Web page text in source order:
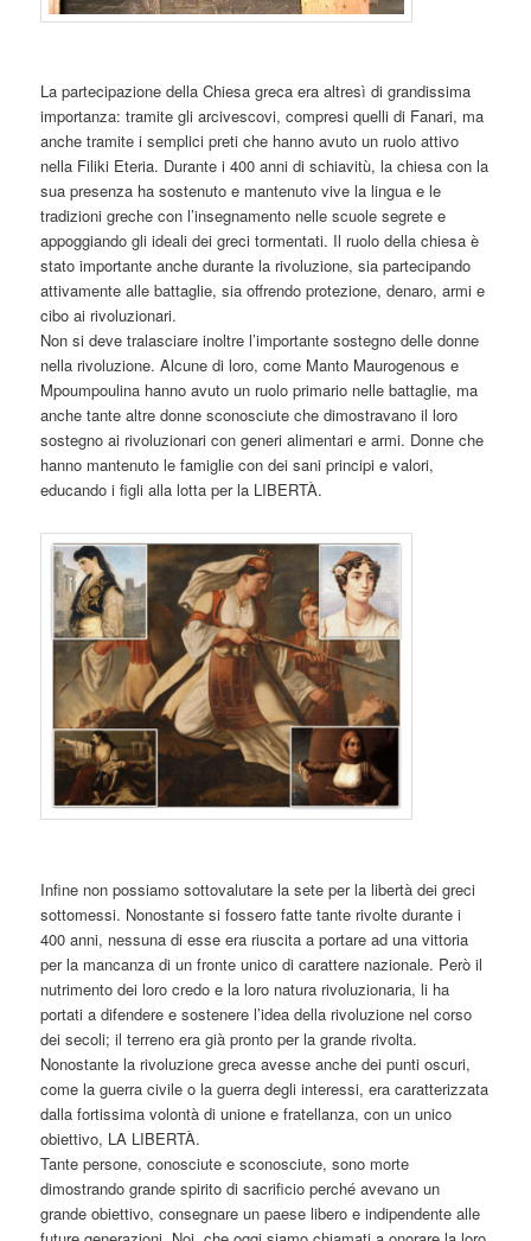
La partecipazione della Chiesa greca era altresì di grandissima
importanza: tramite gli arcivescovi, compresi quelli di Fanari, ma
anche tramite i semplici preti che hanno avuto un ruolo attivo
nella Filiki Eteria. Durante i 400 anni di schiavitù, la chiesa con la
sua presenza ha sostenuto e mantenuto vive la lingua e le
tradizioni greche con l’insegnamento nelle scuole segrete e
appoggiando gli ideali dei greci tormentati. Il ruolo della chiesa è
stato importante anche durante la rivoluzione, sia partecipando
attivamente alle battaglie, sia offrendo protezione, denaro, armi e
cibo ai rivoluzionari.
Non si deve tralasciare inoltre l’importante sostegno delle donne
nella rivoluzione. Alcune di loro, come Manto Maurogenous e
Mpoumpoulina hanno avuto un ruolo primario nelle battaglie, ma
anche tante altre donne sconosciute che dimostravano il loro
sostegno ai rivoluzionari con generi alimentari e armi. Donne che
hanno mantenuto le famiglie con dei sani principi e valori,
educando i figli alla lotta per la LIBERTÀ.
Infine non possiamo sottovalutare la sete per la libertà dei greci
sottomessi. Nonostante si fossero fatte tante rivolte durante i
400 anni, nessuna di esse era riuscita a portare ad una vittoria
per la mancanza di un fronte unico di carattere nazionale. Però il
nutrimento dei loro credo e la loro natura rivoluzionaria, li ha
portati a difendere e sostenere l’idea della rivoluzione nel corso
dei secoli; il terreno era già pronto per la grande rivolta.
Nonostante la rivoluzione greca avesse anche dei punti oscuri,
come la guerra civile o la guerra degli interessi, era caratterizzata
dalla fortissima volontà di unione e fratellanza, con un unico
obiettivo, LA LIBERTÀ.
Tante persone, conosciute e sconosciute, sono morte
dimostrando grande spirito di sacrificio perché avevano un
grande obiettivo, consegnare un paese libero e indipendente alle